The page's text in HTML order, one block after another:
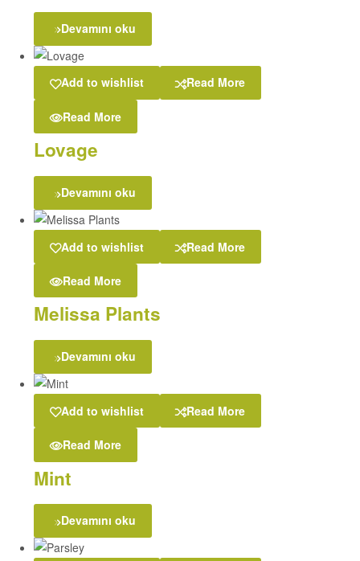
Devamını oku
Add to wishlist Read More
Read More
Lovage
Devamını oku
Add to wishlist Read More
Read More
Melissa Plants
Devamını oku
Add to wishlist Read More
Read More
Mint
Devamını oku